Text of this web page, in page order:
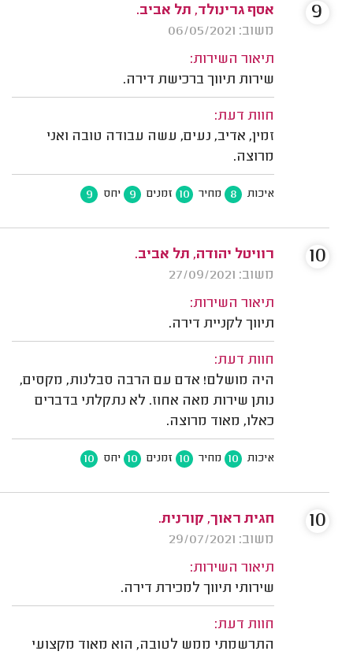
אסף גרינולד, תל אביב.
משוב: 06/05/2021
תיאור השירות:
שירות תיווך ברכישת דירה.
חוות דעת:
זמין, אדיב, נעים, עשה עבודה טובה ואני
מרוצה.
איכות 8 מחיר 10 זמנים 9 יחס 9
9
רוויטל יהודה, תל אביב.
משוב: 27/09/2021
תיאור השירות:
תיווך לקניית דירה.
חוות דעת:
היה מושלם! אדם עם הרבה סבלנות, מקסים,
נותן שירות מאה אחוז. לא נתקלתי בדברים
כאלו, מאוד מרוצה.
איכות 10 מחיר 10 זמנים 10 יחס 10
10
חגית ראוך, קורנית.
משוב: 29/07/2021
תיאור השירות:
שירותי תיווך למכירת דירה.
חוות דעת:
התרשמתי ממש לטובה, הוא מאוד מקצועי
10